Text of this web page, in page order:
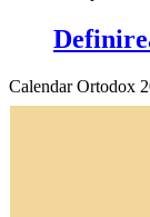
Calendar Ortodox